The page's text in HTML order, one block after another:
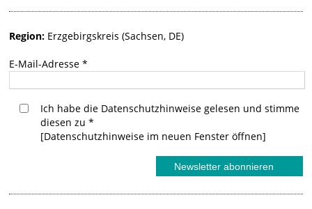
Region: Erzgebirgskreis (Sachsen, DE)
E-Mail-Adresse*
Ich habe die Datenschutzhinweise gelesen und stimme
diesen zu*
[Datenschutzhinweise im neuen Fenster öffnen]